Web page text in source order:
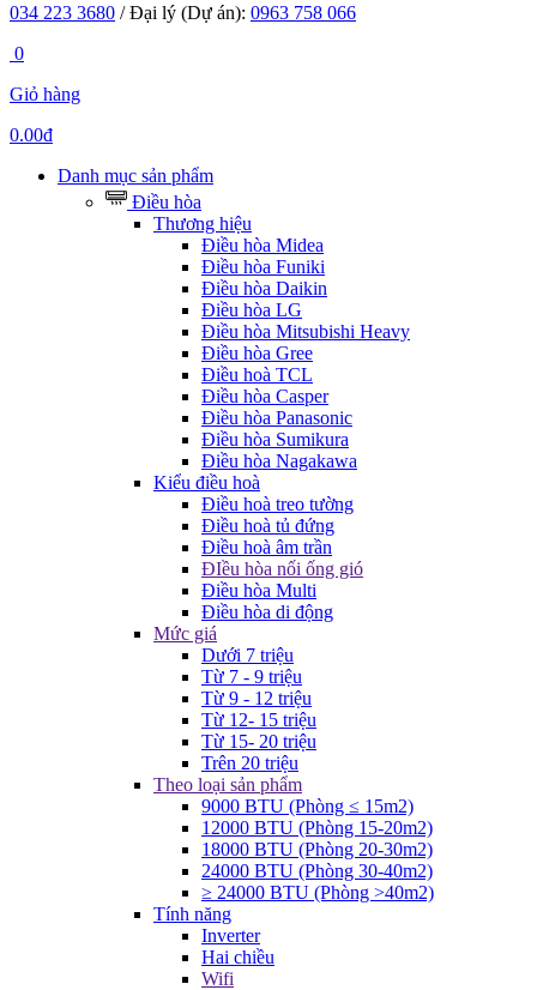
034 223 3680 / Đại lý (Dự án): 0963 758 066
0
Giỏ hàng
0.00đ
Danh mục sản phẩm
Điều hòa
Thương hiệu
Điều hòa Midea
Điều hòa Funiki
Điều hòa Daikin
Điều hòa LG
Điều hòa Mitsubishi Heavy
Điều hòa Gree
Điều hoà TCL
Điều hòa Casper
Điều hòa Panasonic
Điều hòa Sumikura
Điều hòa Nagakawa
Kiểu điều hoà
Điều hoà treo tường
Điều hoà tủ đứng
Điều hoà âm trần
ĐIều hòa nối ống gió
Điều hòa Multi
Điều hòa di động
Mức giá
Dưới 7 triệu
Từ 7 - 9 triệu
Từ 9 - 12 triệu
Từ 12- 15 triệu
Từ 15- 20 triệu
Trên 20 triệu
Theo loại sản phẩm
9000 BTU (Phòng ≤ 15m2)
12000 BTU (Phòng 15-20m2)
18000 BTU (Phòng 20-30m2)
24000 BTU (Phòng 30-40m2)
≥ 24000 BTU (Phòng >40m2)
Tính năng
Inverter
Hai chiều
Wifi